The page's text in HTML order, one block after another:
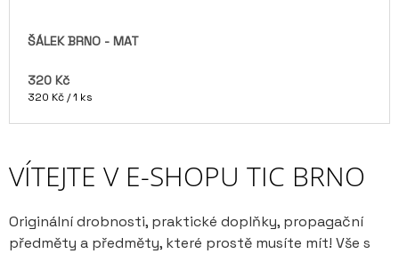
ŠÁLEK BRNO - MAT
320 Kč
Měrná
320 Kč / 1 ks
VÍTEJTE V E-SHOPU TIC BRNO
Originální drobnosti, praktické doplňky, propagační
předměty a předměty, které prostě musíte mít! Vše s